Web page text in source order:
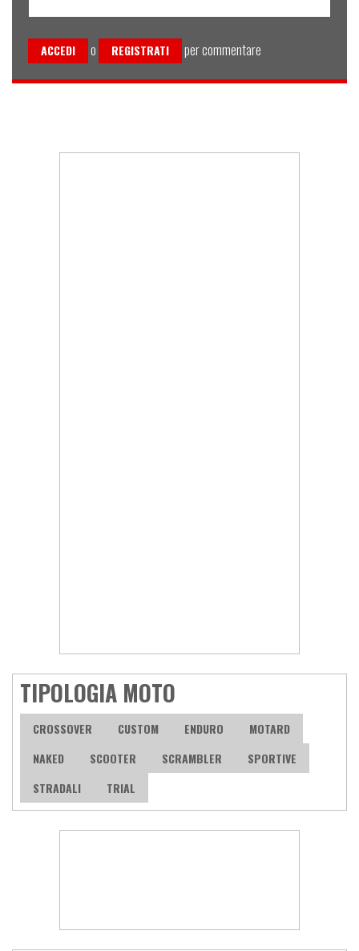
ACCEDI o REGISTRATI per commentare
TIPOLOGIA MOTO
CROSSOVER CUSTOM ENDURO
MOTARD
NAKED
SCOOTER SCRAMBLER
SPORTIVE
STRADALI
TRIAL